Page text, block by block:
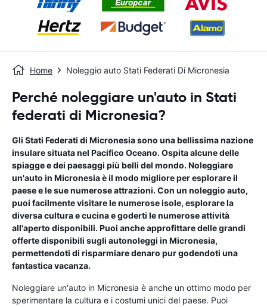
Home Noleggio auto Stati Federati Di Micronesia
Perché noleggiare un'auto in Stati
federati di Micronesia?
Gli Stati Federati di Micronesia sono una bellissima nazione
insulare situata nel Pacifico Oceano. Ospita alcune delle
spiagge e dei paesaggi più belli del mondo. Noleggiare
un'auto in Micronesia è il modo migliore per esplorare il
paese e le sue numerose attrazioni. Con un noleggio auto,
puoi facilmente visitare le numerose isole, esplorare la
diversa cultura e cucina e goderti le numerose attività
all'aperto disponibili. Puoi anche approfittare delle grandi
offerte disponibili sugli autonoleggi in Micronesia,
permettendoti di risparmiare denaro pur godendoti una
fantastica vacanza.
Noleggiare un'auto in Micronesia è anche un ottimo modo per
sperimentare la cultura e i costumi unici del paese. Puoi